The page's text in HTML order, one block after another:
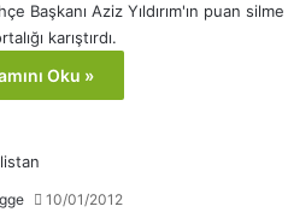
Başkanı Aziz Yıldırım'ın puan
karıştırdı.
Oku »
10/01/2012